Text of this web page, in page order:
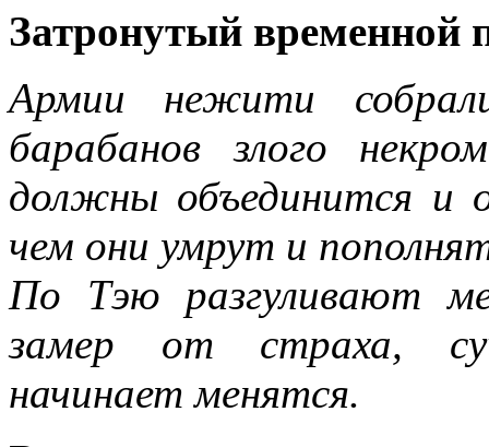
Затронутый временной
Армии нежити
барабанов злого
должны объединится и
чем они умрут и
По Тэю разгуливают
замер от страха,
начинает менятся.